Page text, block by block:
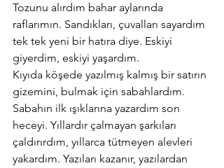
Tozunu alırdım bahar aylarında
raflarımın. Sandıkları, çuvalları sayardım
tek tek yeni bir hatıra diye. Eskiyi
giyerdim, eskiyi yaşardım.
Kıyıda köşede yazılmış kalmış bir satırın
gizemini, bulmak için sabahlardım.
Sabahın ilk ışıklarına yazardım son
heceyi. Yıllardır çalmayan şarkıları
çaldırırdım, yıllarca tütmeyen alevleri
yakardım. Yazıları kazanır, yazılardan